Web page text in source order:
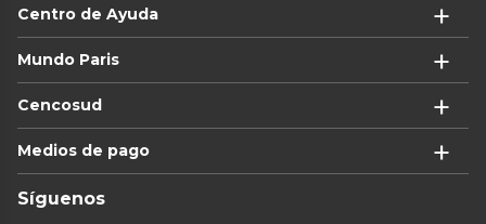
Centro de Ayuda
Mundo Paris
Cencosud
Medios de pago
Síguenos